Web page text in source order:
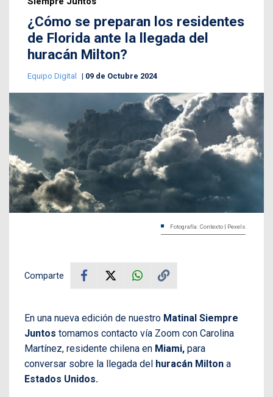
¿Cómo se preparan los residentes
de Florida ante la llegada del
huracán Milton?
Equipo Digital 09 de Octubre 2024
Fotografía: Contexto | Pexels
Comparte
En una nueva edición de nuestro Matinal Siempre
Juntos tomamos contacto vía Zoom con Carolina
Martínez, residente chilena en Miami, para
conversar sobre la llegada del huracán Milton a
Estados Unidos.